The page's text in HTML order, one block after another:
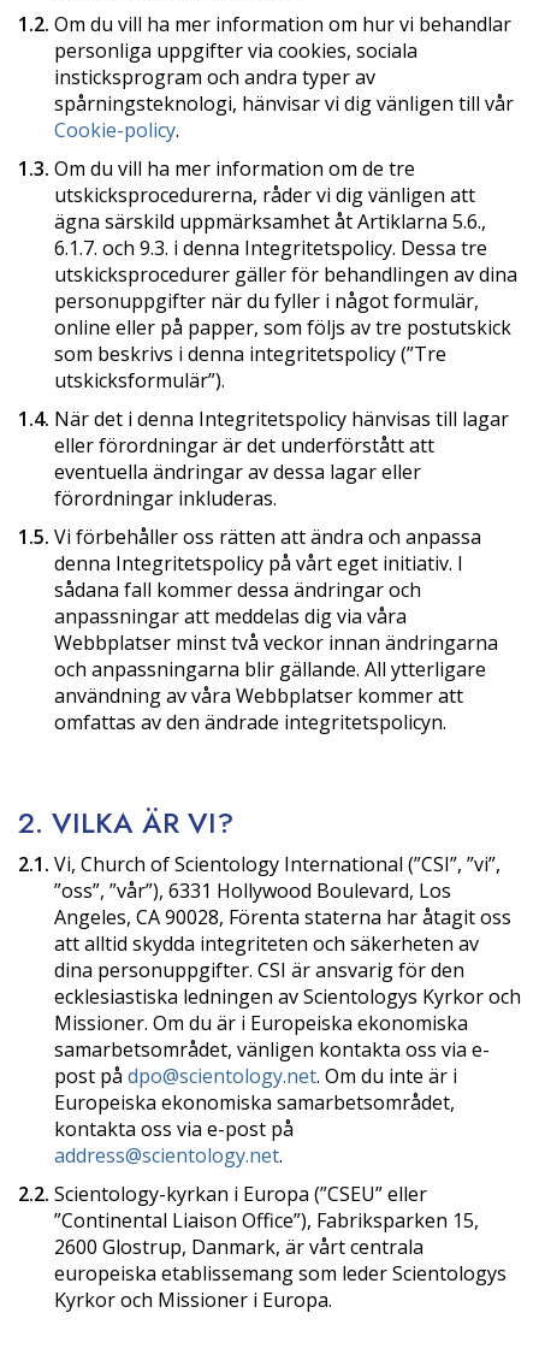
1.2. Om du vill ha mer information om hur vi behandlar
personliga uppgifter via cookies, sociala
insticksprogram och andra typer av
spårningsteknologi, hänvisar vi dig vänligen till vår
Cookie-policy.
1.3. Om du vill ha mer information om de tre
utskicksprocedurerna, råder vi dig vänligen att
ägna särskild uppmärksamhet åt Artiklarna 5.6.,
6.1.7. och 9.3. i denna Integritetspolicy. Dessa tre
utskicksprocedurer gäller för behandlingen av dina
personuppgifter när du fyller i något formulär,
online eller på papper, som följs av tre postutskick
som beskrivs i denna integritetspolicy (”Tre
utskicksformulär”).
1.4. När det i denna Integritetspolicy hänvisas till lagar
eller förordningar är det underförstått att
eventuella ändringar av dessa lagar eller
förordningar inkluderas.
1.5. Vi förbehåller oss rätten att ändra och anpassa
denna Integritetspolicy på vårt eget initiativ. I
sådana fall kommer dessa ändringar och
anpassningar att meddelas dig via våra
Webbplatser minst två veckor innan ändringarna
och anpassningarna blir gällande. All ytterligare
användning av våra Webbplatser kommer att
omfattas av den ändrade integritetspolicyn.
2. VILKA ÄR VI?
2.1. Vi, Church of Scientology International (”CSI”, ”vi”,
”oss”, ”vår”), 6331 Hollywood Boulevard, Los
Angeles, CA 90028, Förenta staterna har åtagit oss
att alltid skydda integriteten och säkerheten av
dina personuppgifter. CSI är ansvarig för den
ecklesiastiska ledningen av Scientologys Kyrkor och
Missioner. Om du är i Europeiska ekonomiska
samarbetsområdet, vänligen kontakta oss via e-
post på dpo@scientology.net. Om du inte är i
Europeiska ekonomiska samarbetsområdet,
kontakta oss via e-post på
address@scientology.net.
2.2. Scientology-kyrkan i Europa (”CSEU” eller
”Continental Liaison Office”), Fabriksparken 15,
2600 Glostrup, Danmark, är vårt centrala
europeiska etablissemang som leder Scientologys
Kyrkor och Missioner i Europa.